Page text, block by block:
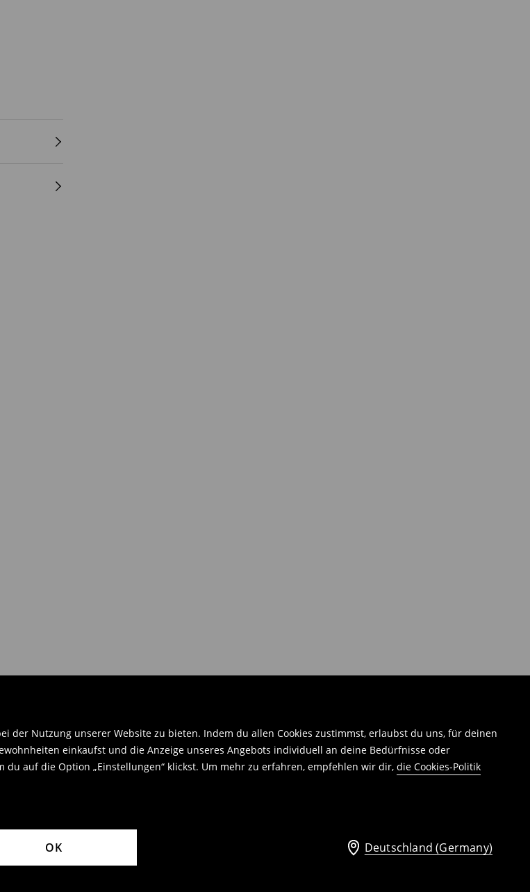
der Nutzung unserer Website zu bieten. Indem du allen Cookies zustimmst, erlaubst du uns, für deinen
einkaufst und die Anzeige unseres Angebots individuell an deine Bedürfnisse oder
auf die Option „Einstellungen“ klickst. Um mehr zu erfahren, empfehlen wir dir, die Cookies-Politik
OK Deutschland (Germany)